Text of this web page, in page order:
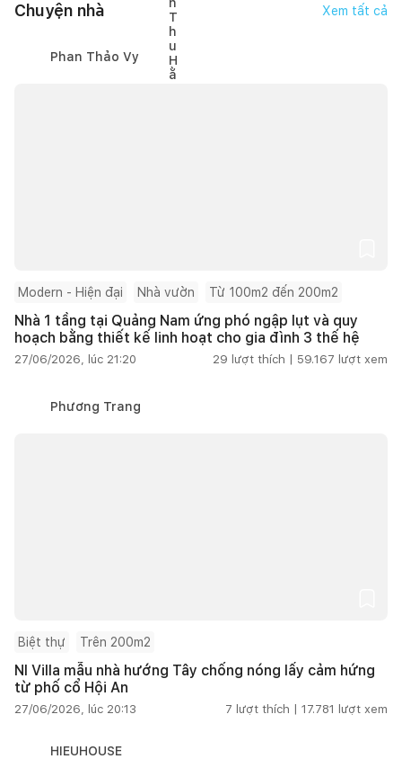
Chuyện nhà Xem tất cả
Phan Thảo Vy
Modern - Hiện đại Nhà vườn Từ 100m2 đến 200m2
Nhà 1 tầng tại Quảng Nam ứng phó ngập lụt và quy
hoạch bằng thiết kế linh hoạt cho gia đình 3 thế hệ
27/06/2026, lúc 21:20 29 lượt thích | 59.167 lượt xem
Phương Trang
Biệt thự Trên 200m2
NI Villa mẫu nhà hướng Tây chống nóng lấy cảm hứng
từ phố cổ Hội An
27/06/2026, lúc 20:13 7 lượt thích | 17.781 lượt xem
HIEUHOUSE